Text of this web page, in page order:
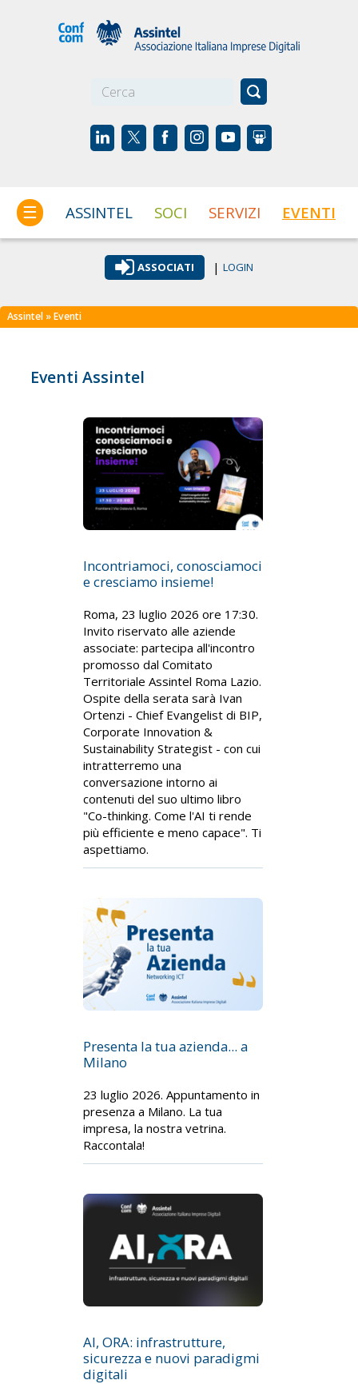
☰ ASSINTEL SOCI SERVIZI EVENTI
ASSOCIATI | LOGIN
Assintel » Eventi
Eventi Assintel
Incontriamoci, conosciamoci
e cresciamo insieme!
Roma, 23 luglio 2026 ore 17:30.
Invito riservato alle aziende
associate: partecipa all'incontro
promosso dal Comitato
Territoriale Assintel Roma Lazio.
Ospite della serata sarà Ivan
Ortenzi - Chief Evangelist di BIP,
Corporate Innovation &
Sustainability Strategist - con cui
intratterremo una
conversazione intorno ai
contenuti del suo ultimo libro
"Co-thinking. Come l'AI ti rende
più efficiente e meno capace". Ti
aspettiamo.
Presenta la tua azienda... a
Milano
23 luglio 2026. Appuntamento in
presenza a Milano. La tua
impresa, la nostra vetrina.
Raccontala!
AI, ORA: infrastrutture,
sicurezza e nuovi paradigmi
digitali